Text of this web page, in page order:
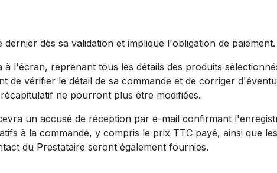
dès sa validation et implique l'obligation de paiement.
reprenant tous les détails des produits
vérifier le détail de sa commande et de corriger
ne pourront plus être modifiées.
accusé de réception par e-mail confirmant
à la commande, y compris le prix TTC payé, ainsi que
du Prestataire seront également fournies.